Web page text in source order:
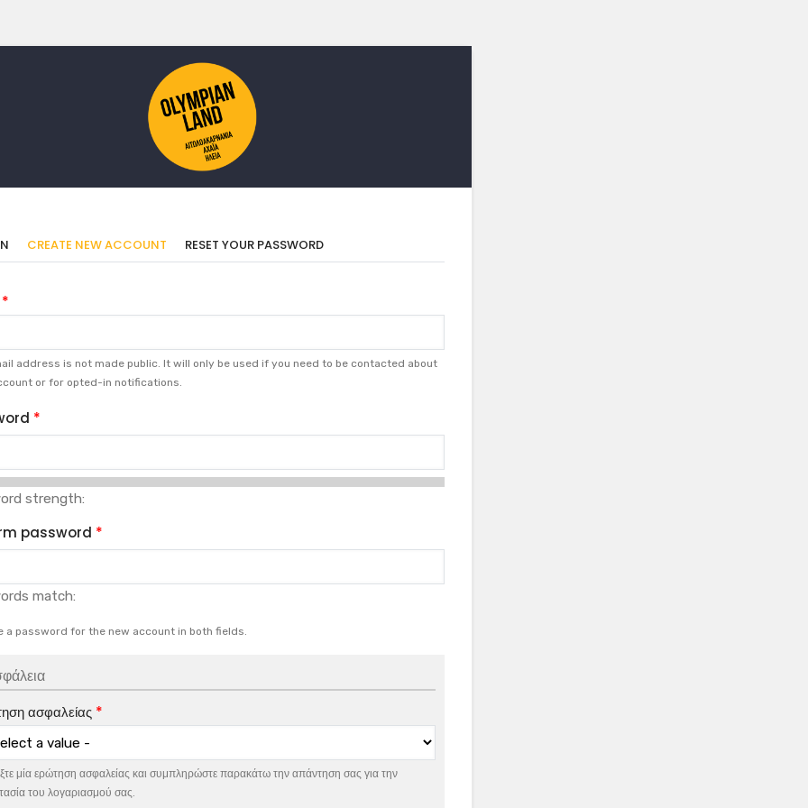
CREATE NEW ACCOUNT (ACTIVE
TAB)
RESET YOUR PASSWORD
address is not made public. It will only be used if you need to be contacted about
or for opted-in notifications.
strength:
password
match:
a password for the new account in both fields.
ασφαλείας
μία ερώτηση ασφαλείας και συμπληρώστε παρακάτω την απάντηση σας για την
του λογαριασμού σας.